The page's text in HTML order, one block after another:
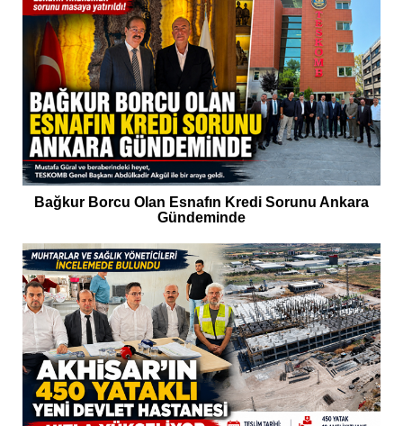
Bağkur Borcu Olan Esnafın Kredi Sorunu Ankara
Gündeminde